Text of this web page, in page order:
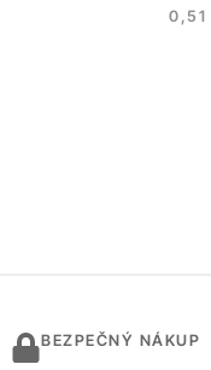
0,51
BEZPEČNÝ NÁKUP